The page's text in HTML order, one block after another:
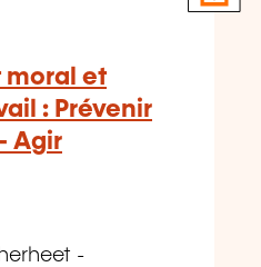
moral et
: Prévenir
Agir
-